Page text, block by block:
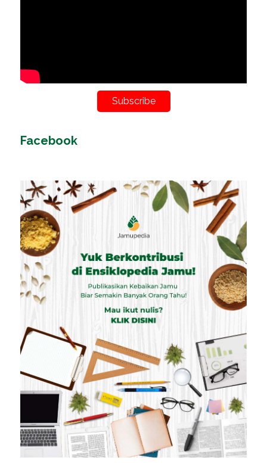
Subscribe
Facebook